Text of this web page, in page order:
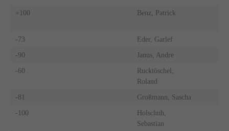
+100 Benz, Patrick
-73 Eder, Garlef
-90 Janus, Andre
-60
Rucktöschel,
Roland
-81 Großmann, Sascha
-100
Holschuh,
Sebastian